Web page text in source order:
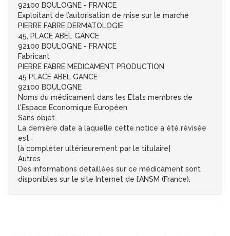
92100 BOULOGNE - FRANCE
Exploitant de l’autorisation de mise sur le marché
PIERRE FABRE DERMATOLOGIE
45, PLACE ABEL GANCE
92100 BOULOGNE - FRANCE
Fabricant
PIERRE FABRE MEDICAMENT PRODUCTION
45 PLACE ABEL GANCE
92100 BOULOGNE
Noms du médicament dans les Etats membres de
l'Espace Economique Européen
Sans objet.
La dernière date à laquelle cette notice a été révisée
est :
[à compléter ultérieurement par le titulaire]
Autres
Des informations détaillées sur ce médicament sont
disponibles sur le site Internet de l’ANSM (France).